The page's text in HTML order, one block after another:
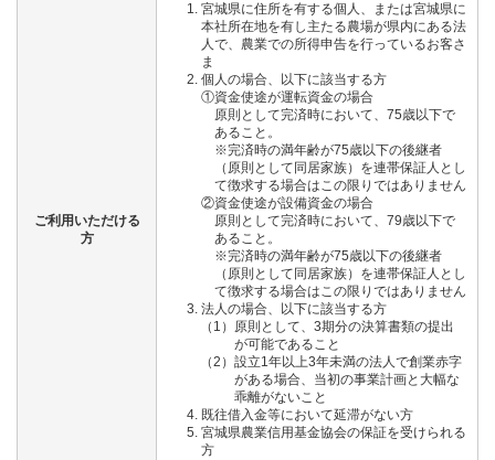
ご利用いただける
方
宮城県に住所を有する個人、または宮城県に
本社所在地を有し主たる農場が県内にある法
人で、農業での所得申告を行っているお客さ
ま
個人の場合、以下に該当する方
①資金使途が運転資金の場合
原則として完済時において、75歳以下で
あること。
※完済時の満年齢が75歳以下の後継者
（原則として同居家族）を連帯保証人とし
て徴求する場合はこの限りではありません
②資金使途が設備資金の場合
原則として完済時において、79歳以下で
あること。
※完済時の満年齢が75歳以下の後継者
（原則として同居家族）を連帯保証人とし
て徴求する場合はこの限りではありません
法人の場合、以下に該当する方
（1）原則として、3期分の決算書類の提出
が可能であること
（2）設立1年以上3年未満の法人で創業赤字
がある場合、当初の事業計画と大幅な
乖離がないこと
既往借入金等において延滞がない方
宮城県農業信用基金協会の保証を受けられる
方